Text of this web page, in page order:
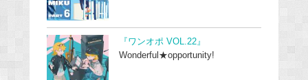
『ワンオポ VOL.22』
Wonderful★opportunity!